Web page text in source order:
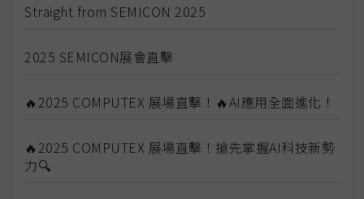
Straight from SEMICON 2025
2025 SEMICON展會直擊
🔥2025 COMPUTEX 展場直擊！🔥AI應用全面進化！
🔥2025 COMPUTEX 展場直擊！搶先掌握AI科技新勢
力🔍